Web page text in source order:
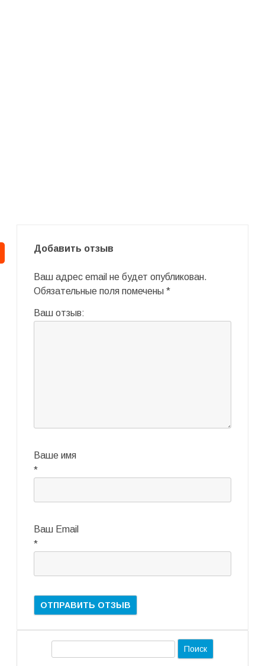
Добавить отзыв
Ваш адрес email не будет опубликован.
Обязательные поля помечены *
Ваш отзыв:
Ваше имя
*
Ваш Email
*